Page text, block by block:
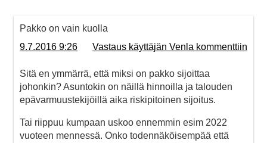
Pakko on vain kuolla
9.7.2016 9:26
Vastaus käyttäjän Venla kommenttiin
Sitä en ymmärrä, että miksi on pakko sijoittaa
johonkin? Asuntokin on näillä hinnoilla ja talouden
epävarmuustekijöillä aika riskipitoinen sijoitus.
Tai riippuu kumpaan uskoo ennemmin esim 2022
vuoteen mennessä. Onko todennäköisempää että